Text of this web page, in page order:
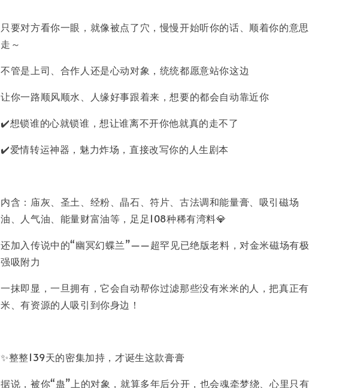
只要对方看你一眼，就像被点了穴，慢慢开始听你的话、顺着你的意思
走～
不管是上司、合作人还是心动对象，统统都愿意站你这边
让你一路顺风顺水、人缘好事跟着来，想要的都会自动靠近你
✔️想锁谁的心就锁谁，想让谁离不开你他就真的走不了
✔️爱情转运神器，魅力炸场，直接改写你的人生剧本
内含：庙灰、圣土、经粉、晶石、符片、古法调和能量膏、吸引磁场
油、人气油、能量财富油等，足足108种稀有湾料💎
还加入传说中的“幽冥幻蝶兰”——超罕见已绝版老料，对金米磁场有极
强吸附力
一抹即显，一旦拥有，它会自动帮你过滤那些没有米米的人，把真正有
米、有资源的人吸引到你身边！
✨整整139天的密集加持，才诞生这款膏膏
据说，被你“蛊”上的对象，就算多年后分开，也会魂牵梦绕、心里只有